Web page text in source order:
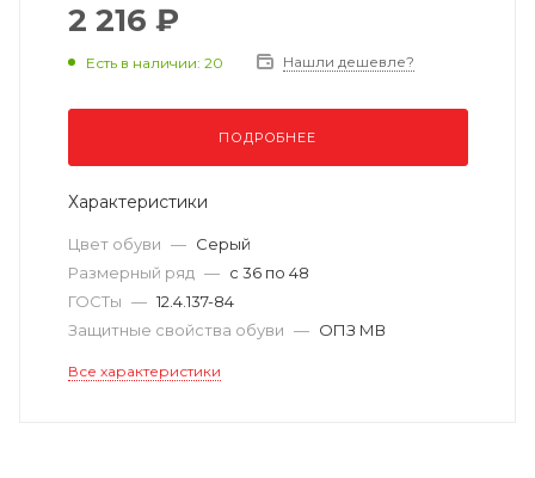
2 216 ₽
Есть в наличии: 20 Нашли дешевле?
ПОДРОБНЕЕ
Характеристики
Цвет обуви — Серый
Размерный ряд — с 36 по 48
ГОСТы — 12.4.137-84
Защитные свойства обуви — ОПЗ МВ
Все характеристики